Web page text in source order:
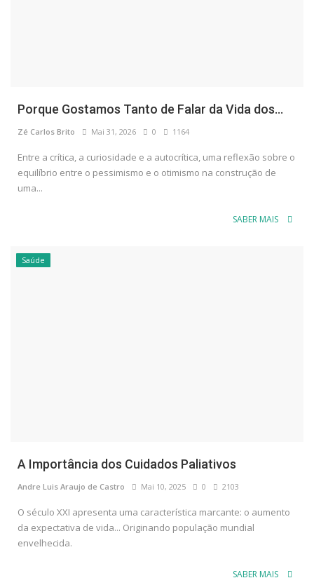
Porque Gostamos Tanto de Falar da Vida dos...
Zé Carlos Brito Mai 31, 2026 0 1164
Entre a crítica, a curiosidade e a autocrítica, uma reflexão sobre o
equilíbrio entre o pessimismo e o otimismo na construção de
uma...
SABER MAIS
Saúde
A Importância dos Cuidados Paliativos
Andre Luis Araujo de Castro Mai 10, 2025 0 2103
O século XXI apresenta uma característica marcante: o aumento
da expectativa de vida... Originando população mundial
envelhecida.
SABER MAIS